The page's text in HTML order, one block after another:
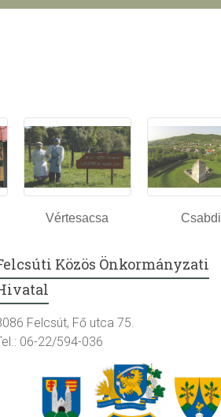
Vértesacsa Csabdi
Közös Önkormányzati
Felcsút, Fő utca 75.
06-22/594-036